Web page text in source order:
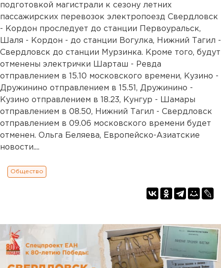
подготовкой магистрали к сезону летних
пассажирских перевозок электропоезд Свердловск
- Кордон проследует до станции Первоуральск,
Шаля - Кордон - до станции Вогулка, Нижний Тагил -
Свердловск до станции Мурзинка. Кроме того, будут
отменены электрички Шарташ - Ревда
отправлением в 15.10 московского времени, Кузино -
Дружинино отправлением в 15.51, Дружинино -
Кузино отправлением в 18.23, Кунгур - Шамары
отправлением в 08.50, Нижний Тагил - Свердловск
отправлением в 09.06 московского времени будет
отменен. Ольга Беляева, Европейско-Азиатские
новости....
Общество